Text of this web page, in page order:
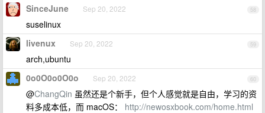
58
SinceJune Sep 20, 2022
suselinux
59
livenux Sep 20, 2022
arch,ubuntu
60
0o0O0o0O0o Sep 20, 2022
@ChangQin 虽然还是个新手，但个人感觉就是自由，学习的资
料多成本低，而 macOS： http://newosxbook.com/home.html